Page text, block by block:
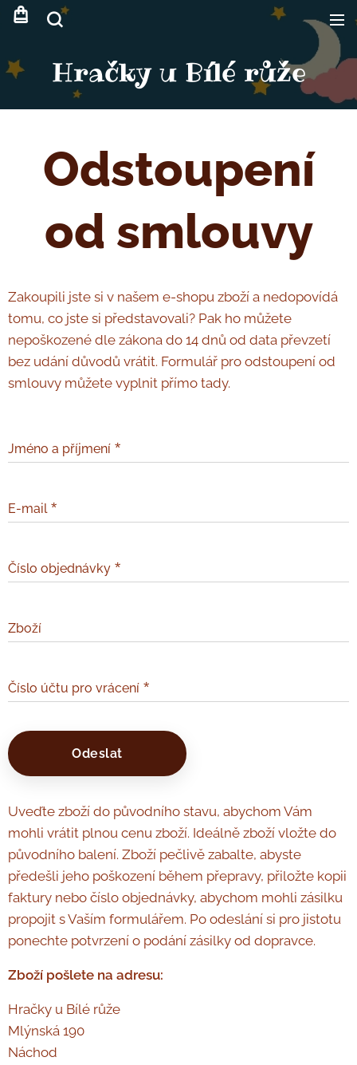
Hračky u Bílé růže
Odstoupení
od smlouvy
Zakoupili jste si v našem e-shopu zboží a nedopovídá
tomu, co jste si představovali? Pak ho můžete
nepoškozené dle zákona do 14 dnů od data převzetí
bez udání důvodů vrátit. Formulář pro odstoupení od
smlouvy můžete vyplnit přímo tady.
Jméno a příjmení
E-mail
Číslo objednávky
Zboží
Číslo účtu pro vrácení
Odeslat
Uveďte zboží do původního stavu, abychom Vám
mohli vrátit plnou cenu zboží. Ideálně zboží vložte do
původního balení. Zboží pečlivě zabalte, abyste
předešli jeho poškození během přepravy, přiložte kopii
faktury nebo číslo objednávky, abychom mohli zásilku
propojit s Vaším formulářem. Po odeslání si pro jistotu
ponechte potvrzení o podání zásilky od dopravce.
Zboží pošlete na adresu:
Hračky u Bílé růže
Mlýnská 190
Náchod